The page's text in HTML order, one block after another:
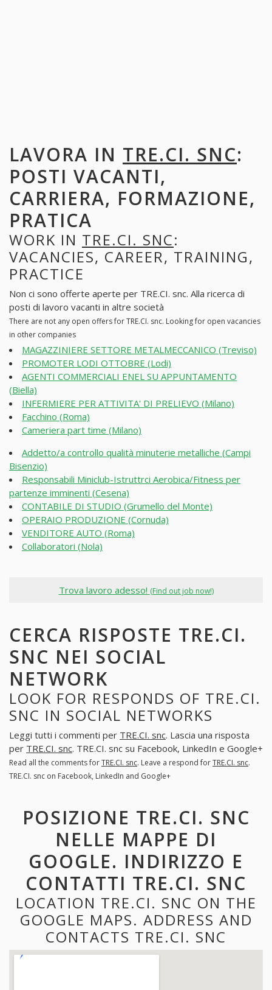
LAVORA IN TRE.CI. SNC:
POSTI VACANTI,
CARRIERA, FORMAZIONE,
PRATICA
WORK IN TRE.CI. SNC:
VACANCIES, CAREER, TRAINING,
PRACTICE
Non ci sono offerte aperte per TRE.CI. snc. Alla ricerca di
posti di lavoro vacanti in altre società
There are not any open offers for TRE.CI. snc. Looking for open vacancies
in other companies
MAGAZZINIERE SETTORE METALMECCANICO (Treviso)
PROMOTER LODI OTTOBRE (Lodi)
AGENTI COMMERCIALI ENEL SU APPUNTAMENTO
(Biella)
INFERMIERE PER ATTIVITA' DI PRELIEVO (Milano)
Facchino (Roma)
Cameriera part time (Milano)
Addetto/a controllo qualità minuterie metalliche (Campi
Bisenzio)
Responsabili Miniclub-Istruttrci Aerobica/Fitness per
partenze imminenti (Cesena)
CONTABILE DI STUDIO (Grumello del Monte)
OPERAIO PRODUZIONE (Cornuda)
VENDITORE AUTO (Roma)
Collaboratori (Nola)
Trova lavoro adesso! (Find out job now!)
CERCA RISPOSTE TRE.CI.
SNC NEI SOCIAL
NETWORK
LOOK FOR RESPONDS OF TRE.CI.
SNC IN SOCIAL NETWORKS
Leggi tutti i commenti per TRE.CI. snc. Lascia una risposta
per TRE.CI. snc. TRE.CI. snc su Facebook, LinkedIn e Google+
Read all the comments forTRE.CI. snc. Leave a respond forTRE.CI. snc.
TRE.CI. snc on Facebook, LinkedIn and Google+
POSIZIONE TRE.CI. SNC
NELLE MAPPE DI
GOOGLE. INDIRIZZO E
CONTATTI TRE.CI. SNC
LOCATION TRE.CI. SNC ON THE
GOOGLE MAPS. ADDRESS AND
CONTACTS TRE.CI. SNC